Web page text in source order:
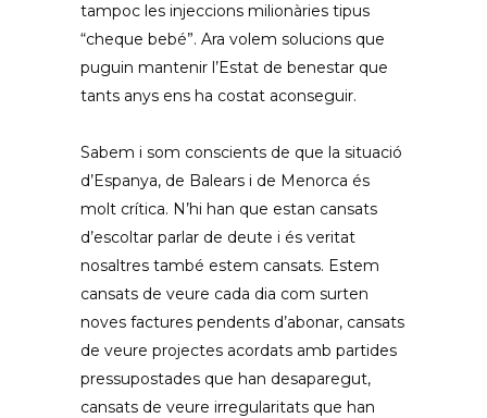
tampoc les injeccions milionàries tipus
“cheque bebé”. Ara volem solucions que
puguin mantenir l’Estat de benestar que
tants anys ens ha costat aconseguir.
Sabem i som conscients de que la situació
d’Espanya, de Balears i de Menorca és
molt crítica. N’hi han que estan cansats
d’escoltar parlar de deute i és veritat
nosaltres també estem cansats. Estem
cansats de veure cada dia com surten
noves factures pendents d’abonar, cansats
de veure projectes acordats amb partides
pressupostades que han desaparegut,
cansats de veure irregularitats que han